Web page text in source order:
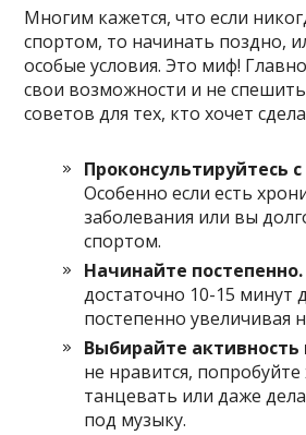
Многим кажется, что если
спортом, то начинать поздно,
особые условия. Это миф!
свои возможности и не
советов для тех, кто хочет
Проконсультируйтесь
Особенно если есть
заболевания или вы
спортом.
Начинайте постепенно.
достаточно 10-15 минут
постепенно увеличивая
Выбирайте
не нравится, попробуйте
танцевать или даже
под музыку.